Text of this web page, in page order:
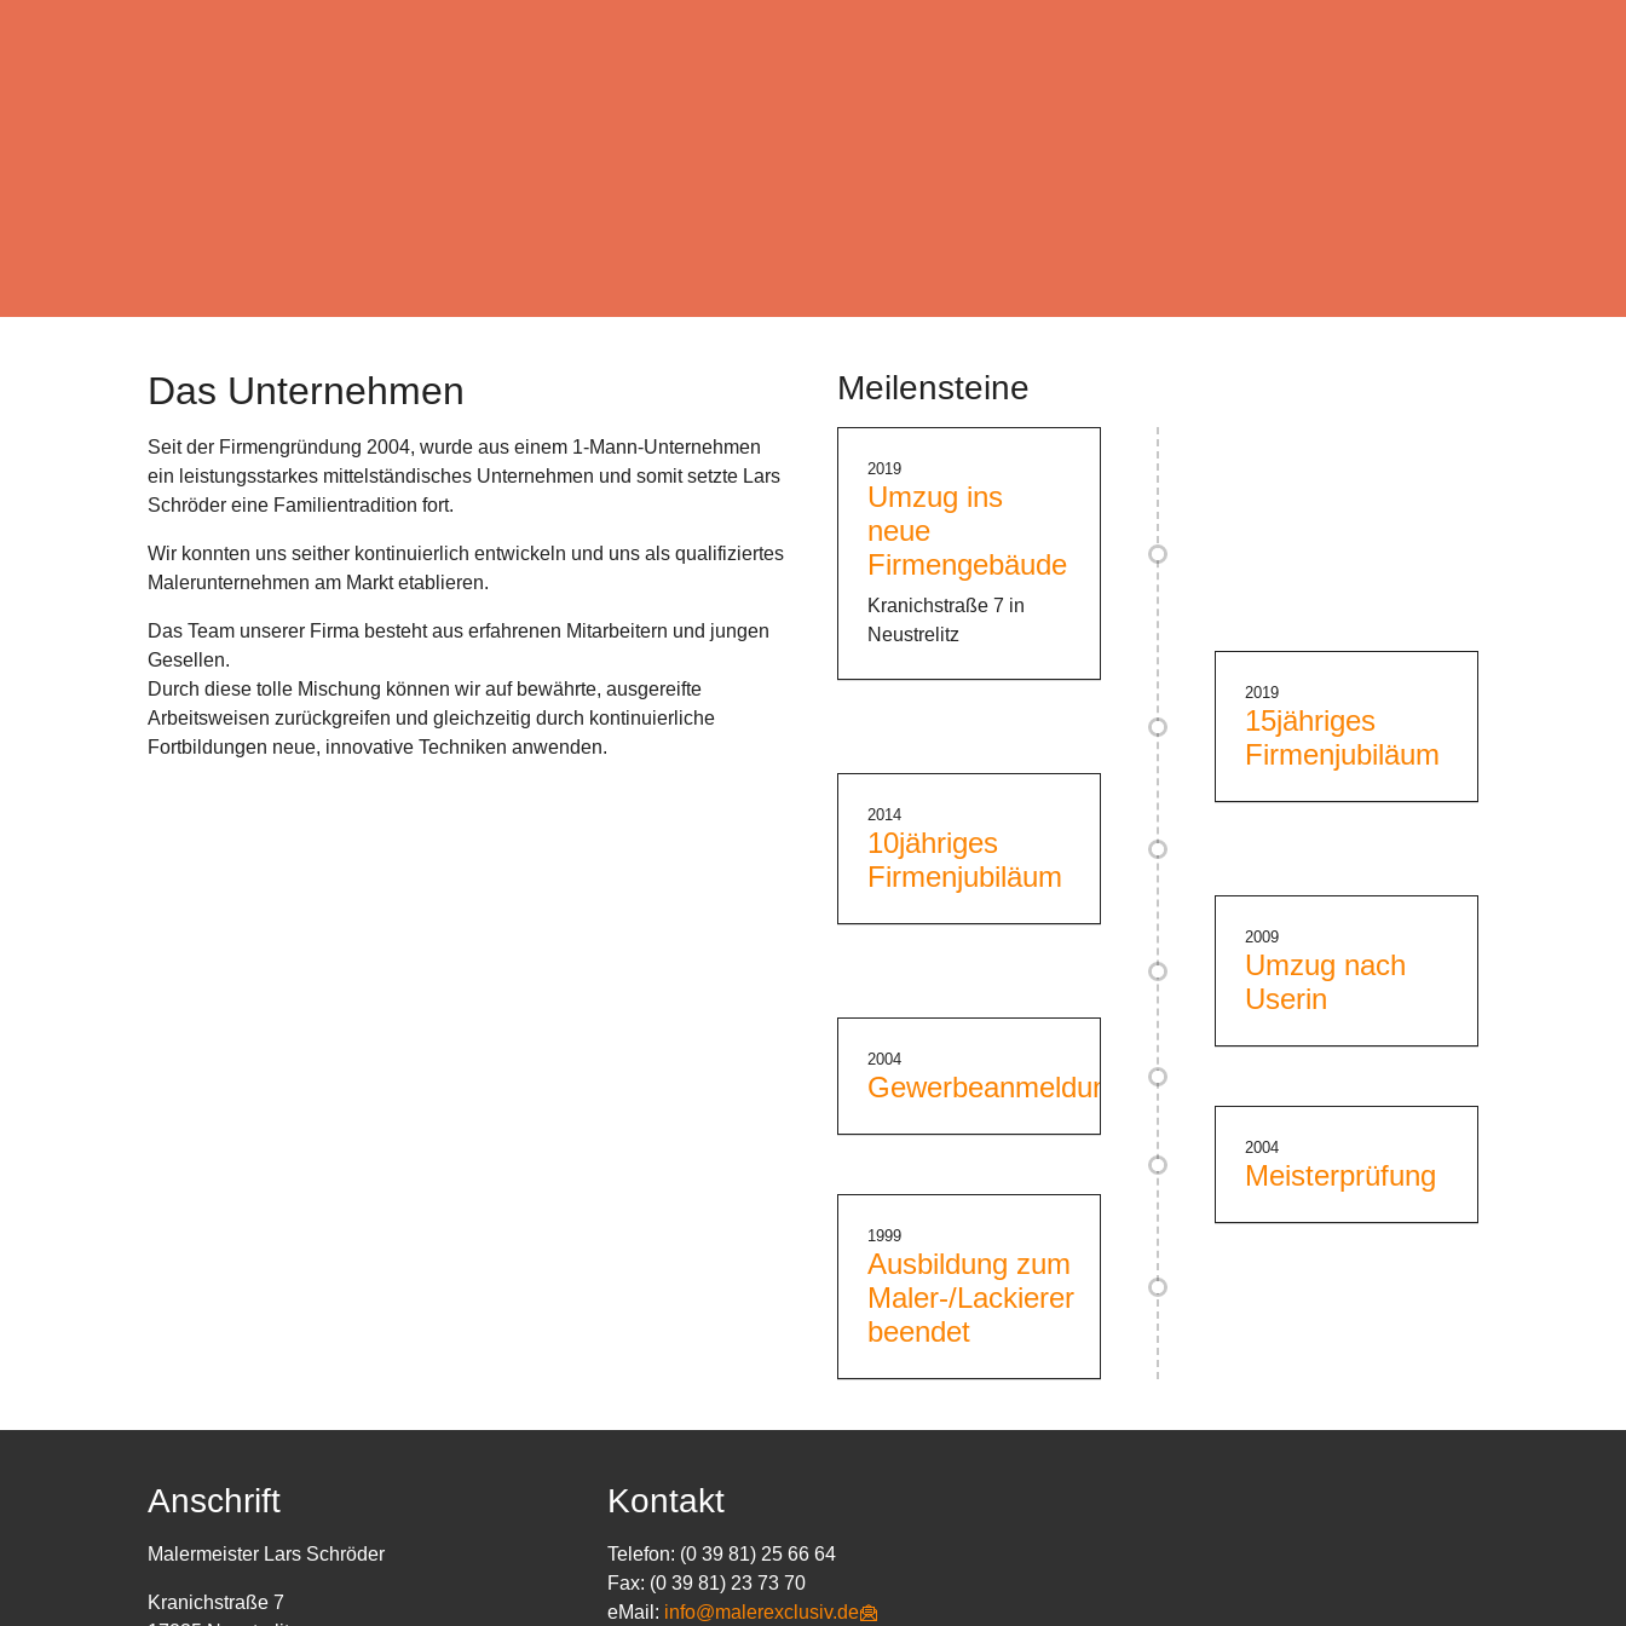
Das Unternehmen
Seit der Firmengründung 2004, wurde aus einem 1-Mann-Unternehmen
ein leistungsstarkes mittelständisches Unternehmen und somit setzte Lars
Schröder eine Familientradition fort.
Wir konnten uns seither kontinuierlich entwickeln und uns als qualifiziertes
Malerunternehmen am Markt etablieren.
Das Team unserer Firma besteht aus erfahrenen Mitarbeitern und jungen
Gesellen.
Durch diese tolle Mischung können wir auf bewährte, ausgereifte
Arbeitsweisen zurückgreifen und gleichzeitig durch kontinuierliche
Fortbildungen neue, innovative Techniken anwenden.
Meilensteine
2019
Umzug ins
neue
Firmengebäude
Kranichstraße 7 in
Neustrelitz
2019
15jähriges
Firmenjubiläum
2014
10jähriges
Firmenjubiläum
2009
Umzug nach
Userin
2004
Gewerbeanmeldung
2004
Meisterprüfung
1999
Ausbildung zum
Maler-/Lackierer
beendet
Anschrift
Malermeister Lars Schröder
Kranichstraße 7
Kontakt
Telefon: (0 39 81) 25 66 64
Fax: (0 39 81) 23 73 70
eMail: info@malerexclusiv.de